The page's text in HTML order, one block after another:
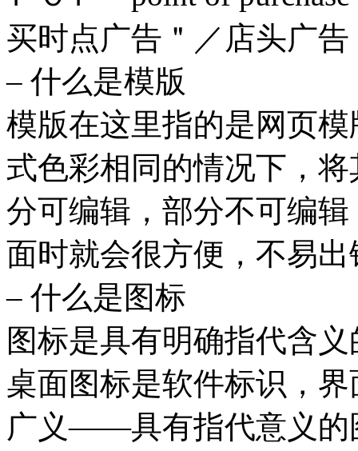
买时点广告＂／店头广
– 什么是模版
模版在这里指的是网页
式色彩相同的情况下，
分可编辑，部分不可编
面时就会很方便，不易出
– 什么是图标
图标是具有明确指代含
桌面图标是软件标识，
广义——具有指代意义的